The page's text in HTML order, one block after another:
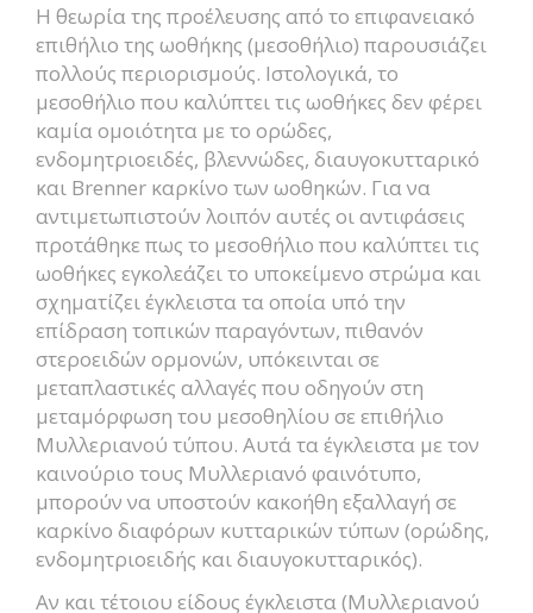
Η θεωρία της προέλευσης από το επιφανειακό
επιθήλιο της ωοθήκης (μεσοθήλιο) παρουσιάζει
πολλούς περιορισμούς. Ιστολογικά, το
μεσοθήλιο που καλύπτει τις ωοθήκες δεν φέρει
καμία ομοιότητα με το ορώδες,
ενδομητριοειδές, βλεννώδες, διαυγοκυτταρικό
και Brenner καρκίνο των ωοθηκών. Για να
αντιμετωπιστούν λοιπόν αυτές οι αντιφάσεις
προτάθηκε πως το μεσοθήλιο που καλύπτει τις
ωοθήκες εγκολεάζει το υποκείμενο στρώμα και
σχηματίζει έγκλειστα τα οποία υπό την
επίδραση τοπικών παραγόντων, πιθανόν
στεροειδών ορμονών, υπόκεινται σε
μεταπλαστικές αλλαγές που οδηγούν στη
μεταμόρφωση του μεσοθηλίου σε επιθήλιο
Μυλλεριανού τύπου. Αυτά τα έγκλειστα με τον
καινούριο τους Μυλλεριανό φαινότυπο,
μπορούν να υποστούν κακοήθη εξαλλαγή σε
καρκίνο διαφόρων κυτταρικών τύπων (ορώδης,
ενδομητριοειδής και διαυγοκυτταρικός).
Αν και τέτοιου είδους έγκλειστα (Μυλλεριανού